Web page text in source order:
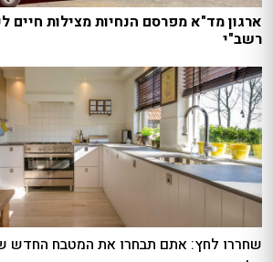
ארגון מד"א מפרסם הנחיות מצילות חיים
רשב"י
שחררו לחץ: אתם תבחרו את המטבח החדש